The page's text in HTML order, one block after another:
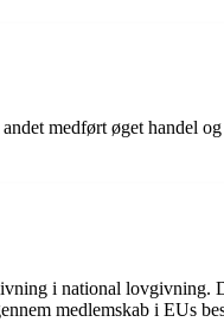
medført øget handel
i national
medlemskab i EUs